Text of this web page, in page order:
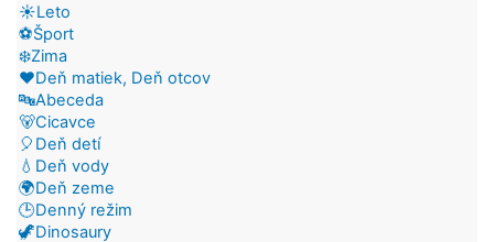
☀️Leto
⚽Šport
❄️Zima
❤️Deň matiek, Deň otcov
🔤Abeceda
🐻Cicavce
🎈Deň detí
💧Deň vody
🌍Deň zeme
🕒Denný režim
🦖Dinosaury